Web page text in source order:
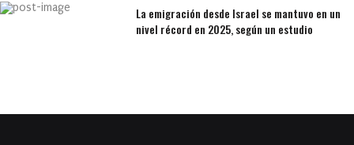
La emigración desde Israel se mantuvo en un
nivel récord en 2025, según un estudio